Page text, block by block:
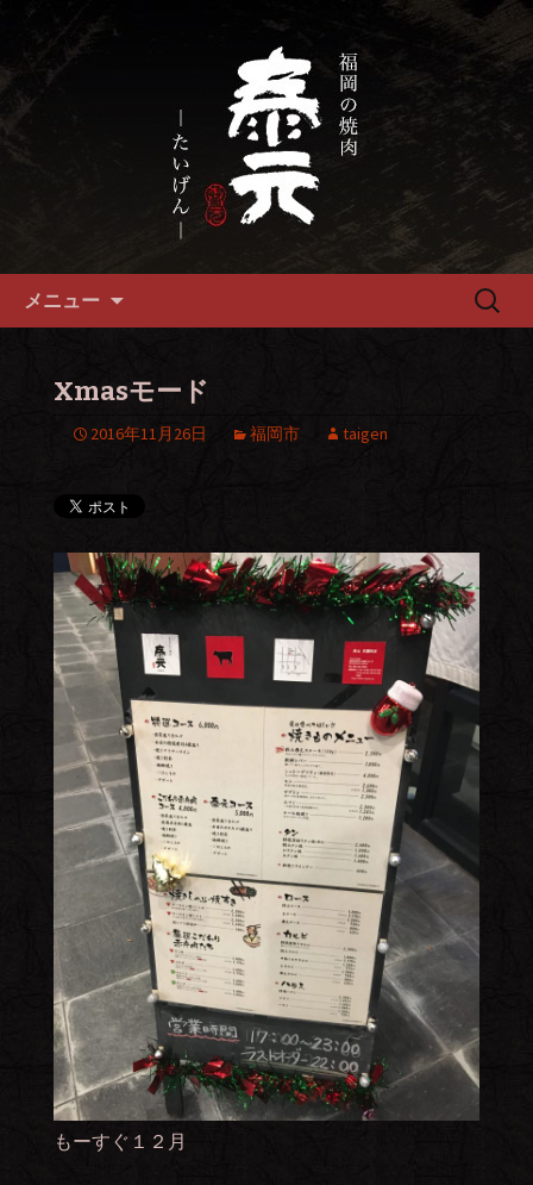
福岡市、畜産農家直送の厳選黒
毛和牛を愉しめる焼肉店
畜産農家直送の厳選肉が自慢の福岡市
の焼肉『泰元』
メニュー
検
Xmasモード
2016年11月26日 福岡市 taigen
もーすぐ１２月